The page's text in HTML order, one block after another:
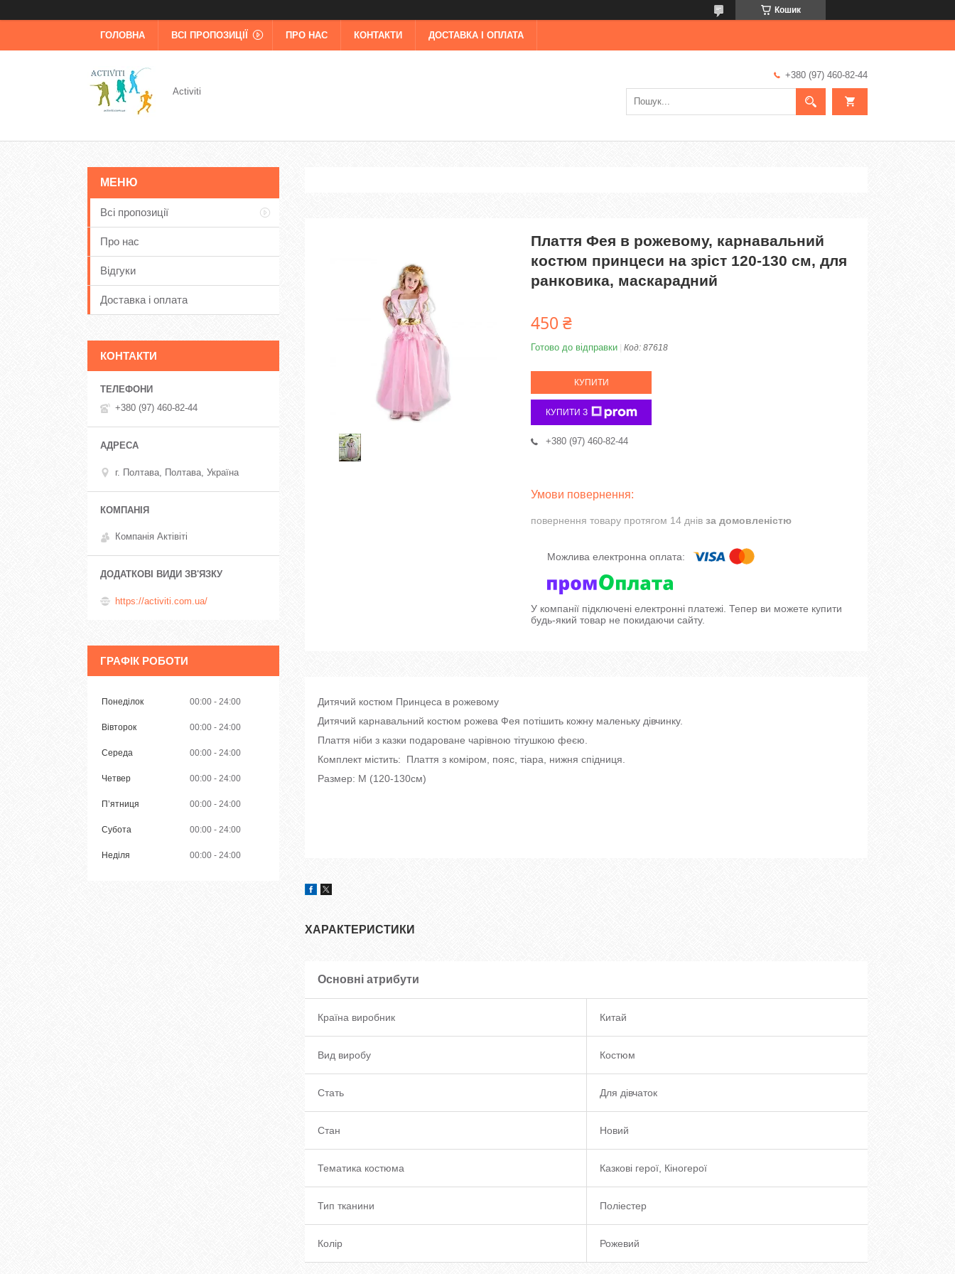
Кошик
ГОЛОВНА ВСІ ПРОПОЗИЦІЇ ПРО НАС КОНТАКТИ ДОСТАВКА І ОПЛАТА
Activiti
+380 (97) 460-82-44
Плаття Фея в рожевому, карнавальний
костюм принцеси на зріст 120-130 см, для
ранковика, маскарадний
450 ₴
Готово до відправки Код: 87618
КУПИТИ
КУПИТИ З
+380 (97) 460-82-44
повернення товару протягом 14 днів за домовленістю
У компанії підключені електронні платежі. Тепер ви можете купити
будь-який товар не покидаючи сайту.
Дитячий костюм Принцеса в рожевому
Дитячий карнавальний костюм рожева Фея потішить кожну маленьку дівчинку.
Плаття ніби з казки подароване чарівною тітушкою феєю.
Комплект містить: Плаття з коміром, пояс, тіара, нижня спідниця.
Размер: M (120-130см)
ХАРАКТЕРИСТИКИ
Основні атрибути
Країна виробник Китай
Вид виробу Костюм
Стать Для дівчаток
Стан Новий
Тематика костюма Казкові герої, Кіногерої
Тип тканини Поліестер
Колір Рожевий
Всі пропозиції
Про нас
Відгуки
Доставка і оплата
КОНТАКТИ
+380 (97) 460-82-44
г. Полтава, Полтава, Україна
Компанія Актівіті
https://activiti.com.ua/
ГРАФІК РОБОТИ
Понеділок 00:00 24:00
Вівторок 00:00 24:00
Середа 00:00 24:00
Четвер 00:00 24:00
Пʼятниця 00:00 24:00
Субота 00:00 24:00
Неділя 00:00 24:00